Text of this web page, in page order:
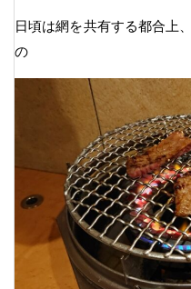
日頃は網を共有する都合上
の